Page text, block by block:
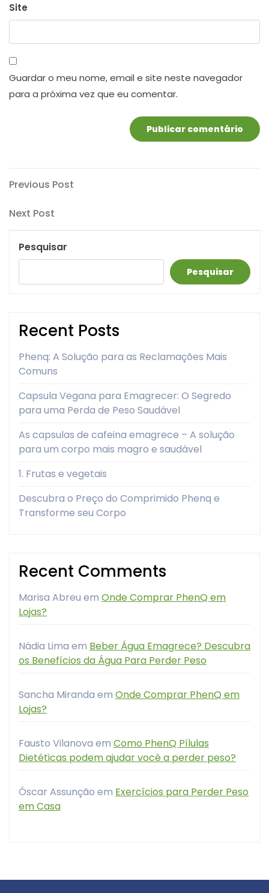
Site
Guardar o meu nome, email e site neste navegador
para a próxima vez que eu comentar.
Navegação
de
artigos
Previous
Previous Post
Next
Next Post
Pesquisar
Pesquisar
Recent Posts
Phenq: A Solução para as Reclamações Mais
Comuns
Capsula Vegana para Emagrecer: O Segredo
para uma Perda de Peso Saudável
As capsulas de cafeina emagrece – A solução
para um corpo mais magro e saudável
1. Frutas e vegetais
Descubra o Preço do Comprimido Phenq e
Transforme seu Corpo
Recent Comments
Marisa Abreu em Onde Comprar PhenQ em
Lojas?
Nádia Lima em Beber Água Emagrece? Descubra
os Benefícios da Água Para Perder Peso
Sancha Miranda em Onde Comprar PhenQ em
Lojas?
Fausto Vilanova em Como PhenQ Pílulas
Dietéticas podem ajudar você a perder peso?
Óscar Assunção em Exercícios para Perder Peso
em Casa